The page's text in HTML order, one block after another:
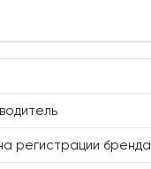
регистрации бренда